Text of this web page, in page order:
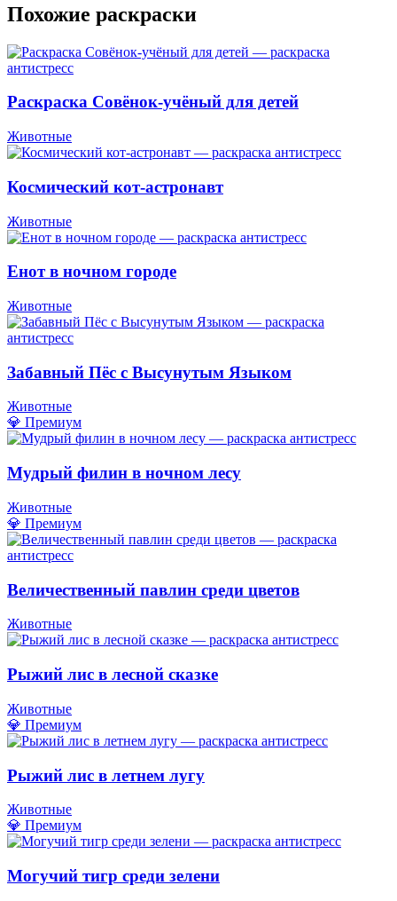
Похожие раскраски
Раскраска Совёнок-учёный для детей
Животные
Космический кот-астронавт
Животные
Енот в ночном городе
Животные
Забавный Пёс с Высунутым Языком
Животные
💎 Премиум
Мудрый филин в ночном лесу
Животные
💎 Премиум
Величественный павлин среди цветов
Животные
Рыжий лис в лесной сказке
Животные
💎 Премиум
Рыжий лис в летнем лугу
Животные
💎 Премиум
Могучий тигр среди зелени